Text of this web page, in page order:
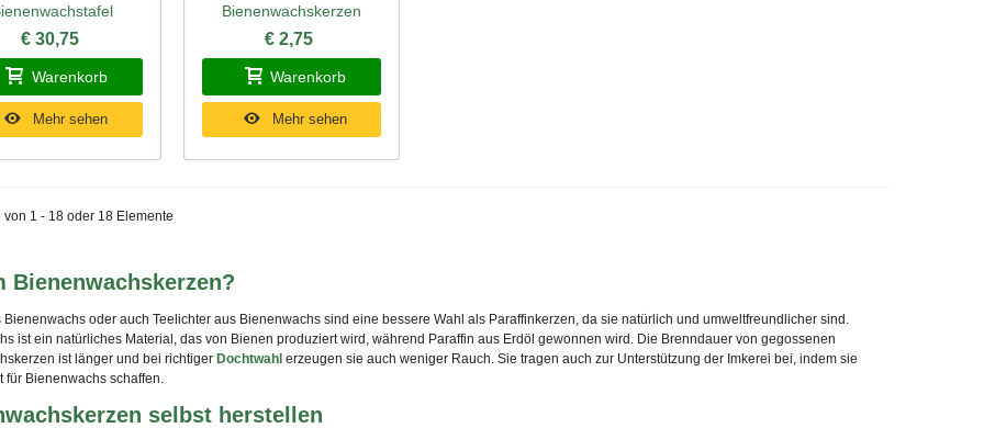
€ 30,75
Warenkorb
Mehr sehen
Bienenwachskerzen
€ 2,75
Warenkorb
Mehr sehen
von 1 - 18 oder 18 Elemente
Bienenwachskerzen?
Bienenwachs oder auch Teelichter aus Bienenwachs sind eine bessere Wahl als Paraffinkerzen, da sie natürlich und umweltfreundlicher sind.
ist ein natürliches Material, das von Bienen produziert wird, während Paraffin aus Erdöl gewonnen wird. Die Brenndauer von gegossenen
ist länger und bei richtiger Dochtwahl erzeugen sie auch weniger Rauch. Sie tragen auch zur Unterstützung der Imkerei bei, indem sie
für Bienenwachs schaffen.
selbst herstellen